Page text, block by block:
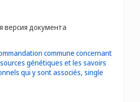
версия документа